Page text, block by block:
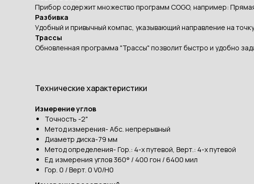
Прибор содержит множество программ COGO, например:
Разбивка
Удобный и привычный компас, указывающий направление на
Трассы
Обновленная программа "Трассы" позволит быстро и удобно
Технические характеристики
Измерение углов
Точность -2"
Метод измерения- Абс. непрерывный
Диаметр диска-79 мм
Метод определения- Гор.: 4-х путевой, Верт.: 4-х путевой
Ед. измерения углов 360° / 400 гон / 6400 мил
Гор. 0 / Верт. 0 V0/H0